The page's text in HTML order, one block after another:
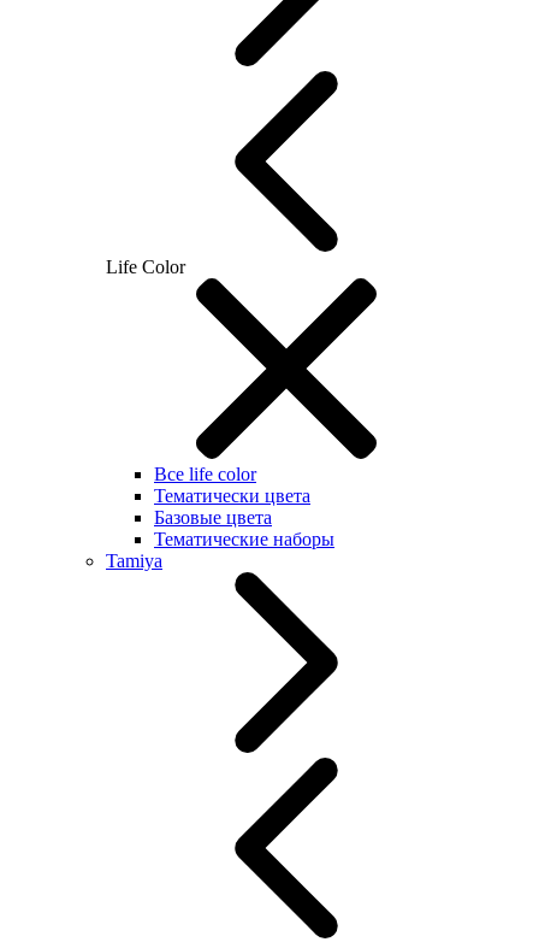
Life Color
Все life color
Тематически цвета
Базовые цвета
Тематические наборы
Tamiya